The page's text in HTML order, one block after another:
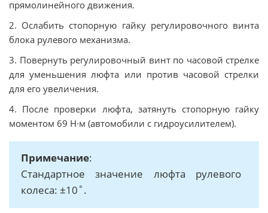
прямолинейного движения.
2. Ослабить стопорную гайку регулировочного винта
блока рулевого механизма.
3. Повернуть регулировочный винт по часовой стрелке
для уменьшения люфта или против часовой стрелки
для его увеличения.
4. После проверки люфта, затянуть стопорную гайку
моментом 69 Н·м (автомобили с гидроусилителем).
Примечание:
Стандартное значение люфта рулевого
колеса: ±10˚.